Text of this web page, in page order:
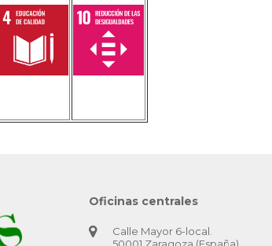
Oficinas centrales
Calle Mayor 6-local.
50001 Zaragoza (España)